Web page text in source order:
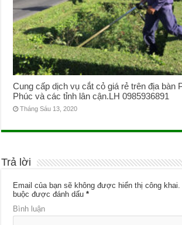
Cung cấp dịch vụ cắt cỏ giá rẻ trên địa bàn
Phúc và các tỉnh lân cận.LH 0985936891
Tháng Sáu 13, 2020
Trả lời
Email của bạn sẽ không được hiển thị công khai.
buộc được đánh dấu*
Bình luận